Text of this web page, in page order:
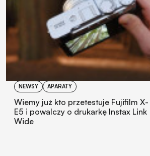
NEWSY APARATY
Wiemy już kto przetestuje Fujifilm X-
E5 i powalczy o drukarkę Instax Link
Wide